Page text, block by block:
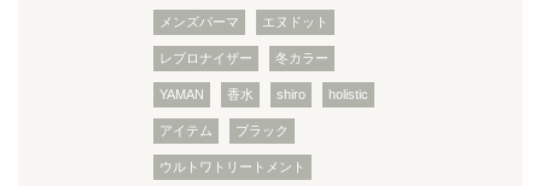
メンズパーマ エヌドット
レプロナイザー 冬カラー
YAMAN 香水 shiro holistic
アイテム ブラック
ウルトワトリートメント